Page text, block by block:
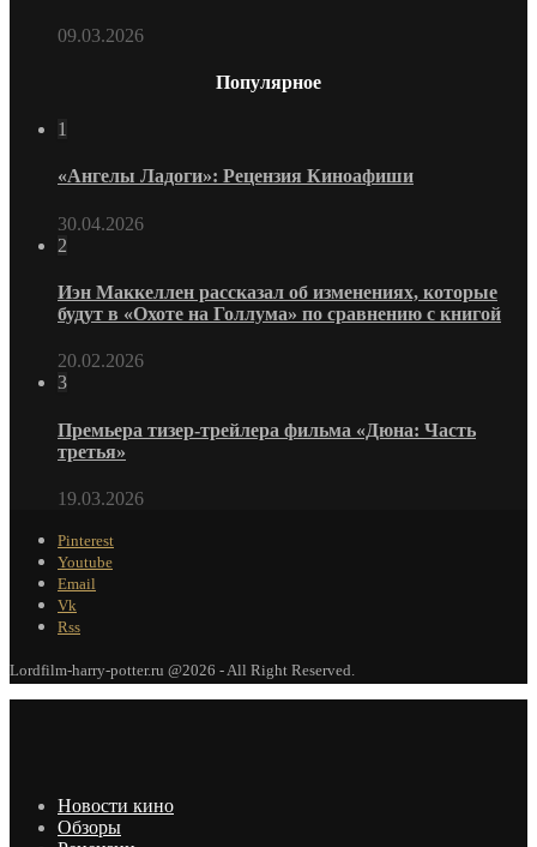
09.03.2026
Популярное
1
«Ангелы Ладоги»: Рецензия Киноафиши
30.04.2026
2
Иэн Маккеллен рассказал об изменениях, которые
будут в «Охоте на Голлума» по сравнению с книгой
20.02.2026
3
Премьера тизер-трейлера фильма «Дюна: Часть
третья»
19.03.2026
Pinterest
Youtube
Email
Vk
Rss
Lordfilm-harry-potter.ru @2026 - All Right Reserved.
Новости кино
Обзоры